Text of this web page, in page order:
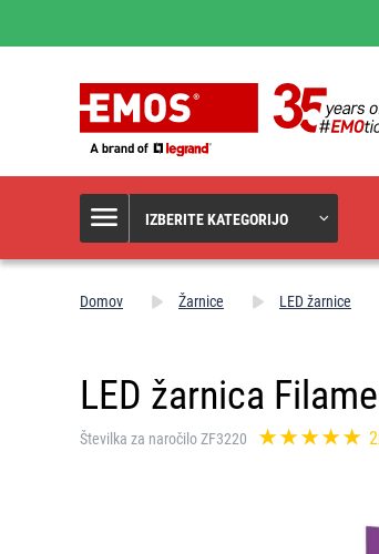
IZBERITE KATEGORIJO
Domov Žarnice LED žarnice
LED žarnica
Številka za naročilo ZF3220